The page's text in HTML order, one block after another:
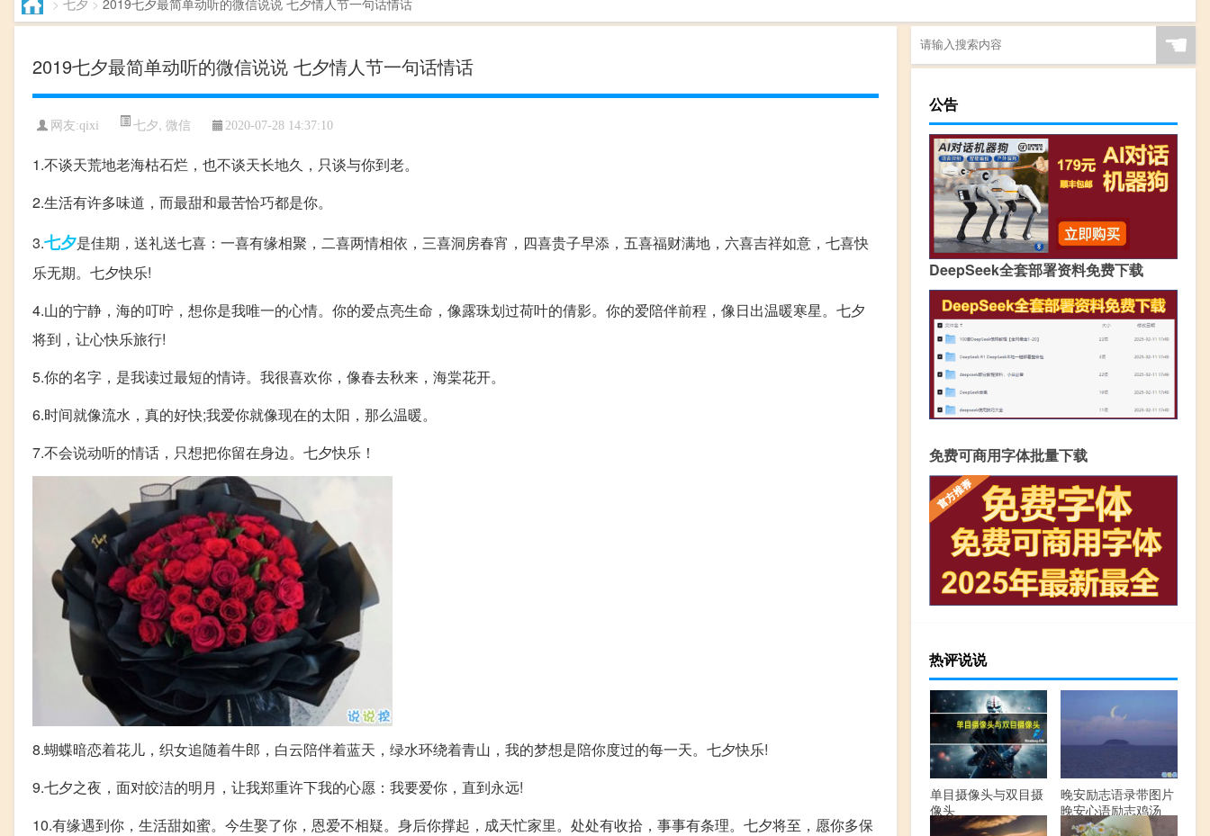
2019七夕最简单动听的微信说说 七夕情人节一句话情话
网友:qixi 七夕, 微信 2020-07-28 14:37:10
1.不谈天荒地老海枯石烂，也不谈天长地久，只谈与你到老。
2.生活有许多味道，而最甜和最苦恰巧都是你。
3.七夕是佳期，送礼送七喜：一喜有缘相聚，二喜两情相依，三喜洞房春宵，四喜贵子早添，五喜福财满地，六喜吉祥如意，七喜快
乐无期。七夕快乐!
4.山的宁静，海的叮咛，想你是我唯一的心情。你的爱点亮生命，像露珠划过荷叶的倩影。你的爱陪伴前程，像日出温暖寒星。七夕
将到，让心快乐旅行!
5.你的名字，是我读过最短的情诗。我很喜欢你，像春去秋来，海棠花开。
6.时间就像流水，真的好快;我爱你就像现在的太阳，那么温暖。
7.不会说动听的情话，只想把你留在身边。七夕快乐！
8.蝴蝶暗恋着花儿，织女追随着牛郎，白云陪伴着蓝天，绿水环绕着青山，我的梦想是陪你度过的每一天。七夕快乐!
9.七夕之夜，面对皎洁的明月，让我郑重许下我的心愿：我要爱你，直到永远!
10.有缘遇到你，生活甜如蜜。今生娶了你，恩爱不相疑。身后你撑起，成天忙家里。处处有收拾，事事有条理。七夕将至，愿你多保
☚
公告
DeepSeek全套部署资料免费下载
免费可商用字体批量下载
热评说说
单目摄像头与双目摄
像头
晚安励志语录带图片
晚安心语励志鸡汤